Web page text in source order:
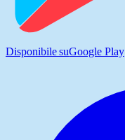
Disponibile suGoogle Play